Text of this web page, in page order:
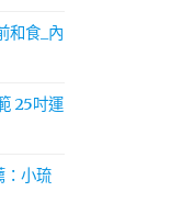
和食_內
25吋運
：小琉